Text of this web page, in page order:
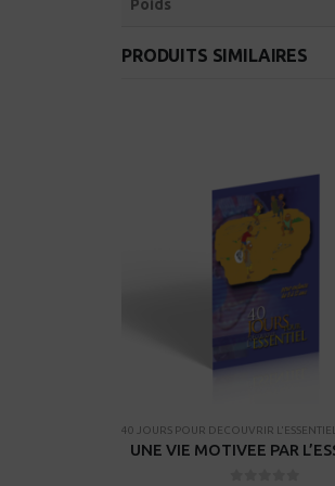
Poids
PRODUITS SIMILAIRES
40 JOURS POUR DECOUVRIR L'ESSENTIEL